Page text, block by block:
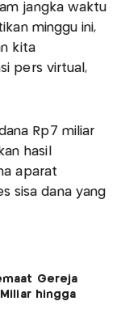
jangka waktu
minggu ini,
kita
pers virtual,
Rp7 miliar
hasil
aparat
sisa dana yang
Gereja
hingga